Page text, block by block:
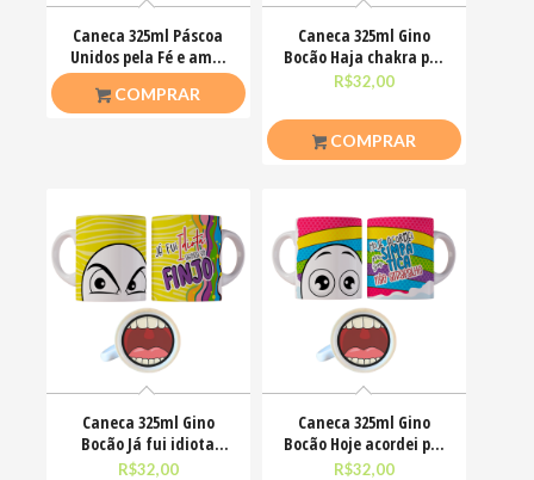
Caneca 325ml Páscoa
Unidos pela Fé e amor
que ele nos ensinou
COMPRAR
Caneca 325ml Gino
Bocão Haja chakra pra
alinha nessa vida
R$32,00
COMPRAR
Caneca 325ml Gino
Bocão Já fui idiota
agora só finjo Meme
R$32,00
Caneca 325ml Gino
Bocão Hoje acordei pra
ser simpática não
R$32,00